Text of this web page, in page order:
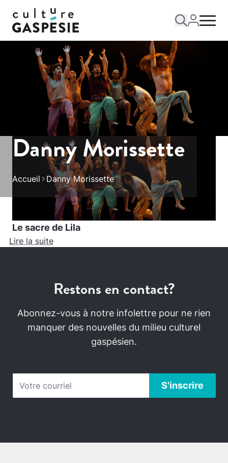
Danny Morissette
Accueil Danny Morissette
Le sacre de Lila
Lire la suite
Restons en contact?
Abonnez-vous à notre infolettre pour ne rien
manquer des nouvelles du milieu culturel
gaspésien.